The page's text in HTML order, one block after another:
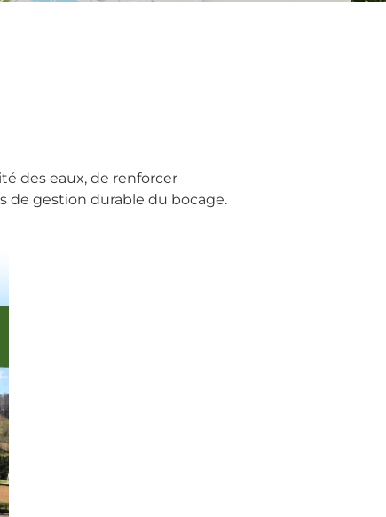
des eaux, de renforcer
de gestion durable du bocage.